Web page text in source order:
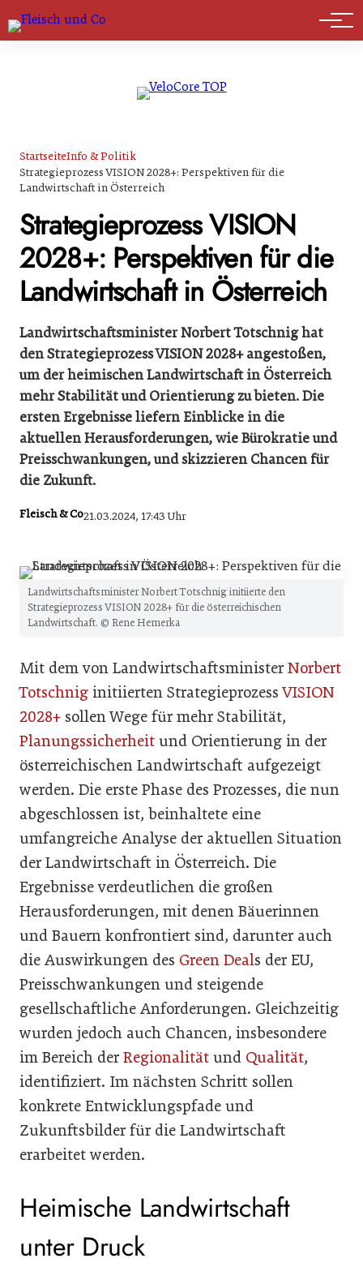
Marktführer
StartseiteInfo & Politik
Strategieprozess VISION 2028+: Perspektiven für die
Landwirtschaft in Österreich
Strategieprozess VISION
2028+: Perspektiven für die
Landwirtschaft in Österreich
Landwirtschaftsminister Norbert Totschnig hat
den Strategieprozess VISION 2028+ angestoßen,
um der heimischen Landwirtschaft in Österreich
mehr Stabilität und Orientierung zu bieten. Die
ersten Ergebnisse liefern Einblicke in die
aktuellen Herausforderungen, wie Bürokratie und
Preisschwankungen, und skizzieren Chancen für
die Zukunft.
Fleisch & Co21.03.2024, 17:43 Uhr
Landwirtschaftsminister Norbert Totschnig initiierte den
Strategieprozess VISION 2028+ für die österreichischen
Landwirtschaft. © Rene Hemerka
Mit dem von Landwirtschaftsminister Norbert
Totschnig initiierten StrategieprozessVISION
2028+ sollen Wege für mehr Stabilität,
Planungssicherheit und Orientierung in der
österreichischen Landwirtschaft aufgezeigt
werden. Die erste Phase des Prozesses, die nun
abgeschlossen ist, beinhaltete eine
umfangreiche Analyse der aktuellen Situation
der Landwirtschaft in Österreich. Die
Ergebnisse verdeutlichen die großen
Herausforderungen, mit denen Bäuerinnen
und Bauern konfrontiert sind, darunter auch
die Auswirkungen des Green Deals der EU,
Preisschwankungen und steigende
gesellschaftliche Anforderungen. Gleichzeitig
wurden jedoch auch Chancen, insbesondere
im Bereich der Regionalität und Qualität,
identifiziert. Im nächsten Schritt sollen
konkrete Entwicklungspfade und
Zukunftsbilder für die Landwirtschaft
erarbeitet werden.
Heimische Landwirtschaft
unter Druck